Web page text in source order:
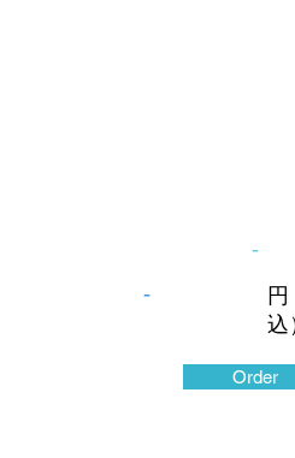
-
-
込
Order